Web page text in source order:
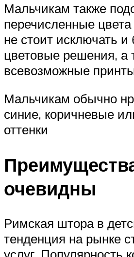
Мальчикам также
перечисленные
не стоит исключать и
цветовые решения, а
всевозможные
Мальчикам обычно
синие, коричневые
оттенки
очевидны
Римская штора в
тенденция на рынке